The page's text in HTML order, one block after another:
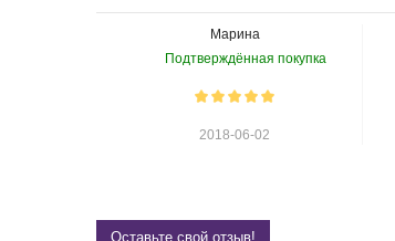
Марина
Подтверждённая покупка
2018-06-02
Оставьте свой отзыв!